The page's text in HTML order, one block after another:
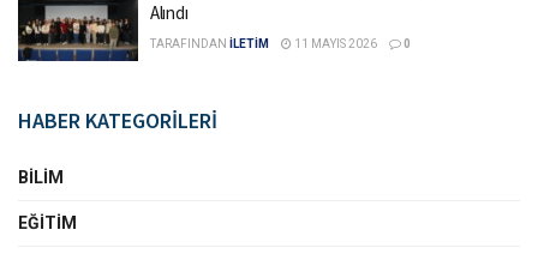
Alındı
TARAFINDAN İLETİM 11 MAYIS 2026 0
HABER KATEGORİLERİ
BILIM
EĞITIM